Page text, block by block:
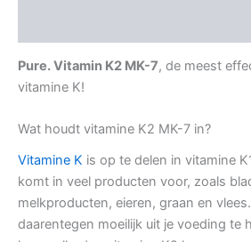
Pure. Vitamin K2 MK-7, de meest
vitamine K!
Wat houdt vitamine K2 MK-7 in?
Vitamine K is op te delen in vitamine
komt in veel producten voor, zoals
melkproducten, eieren, graan en
daarentegen moeilijk uit je voeding te